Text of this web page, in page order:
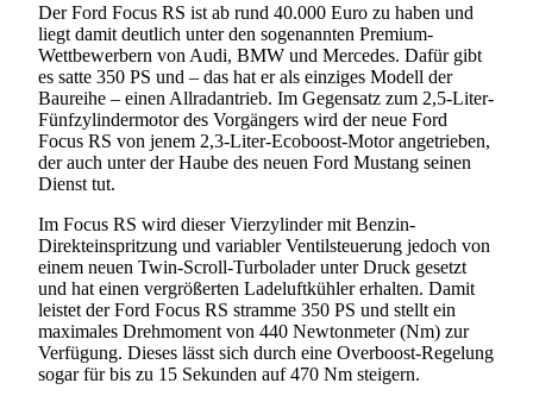
Der Ford Focus RS ist ab rund 40.000 Euro zu haben und
liegt damit deutlich unter den sogenannten Premium-
Wettbewerbern von Audi, BMW und Mercedes. Dafür gibt
es satte 350 PS und – das hat er als einziges Modell der
Baureihe – einen Allradantrieb. Im Gegensatz zum 2,5-Liter-
Fünfzylindermotor des Vorgängers wird der neue Ford
Focus RS von jenem 2,3-Liter-Ecoboost-Motor angetrieben,
der auch unter der Haube des neuen Ford Mustang seinen
Dienst tut.
Im Focus RS wird dieser Vierzylinder mit Benzin-
Direkteinspritzung und variabler Ventilsteuerung jedoch von
einem neuen Twin-Scroll-Turbolader unter Druck gesetzt
und hat einen vergrößerten Ladeluftkühler erhalten. Damit
leistet der Ford Focus RS stramme 350 PS und stellt ein
maximales Drehmoment von 440 Newtonmeter (Nm) zur
Verfügung. Dieses lässt sich durch eine Overboost-Regelung
sogar für bis zu 15 Sekunden auf 470 Nm steigern.